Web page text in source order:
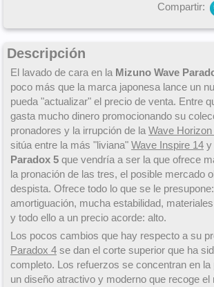
Compartir:
Descripción
El lavado de cara en la Mizuno Wave
poco más que la marca japonesa lance un
pueda "actualizar" el precio de venta. Entre
gasta mucho dinero promocionando su
pronadores y la irrupción de la Wave Horizon
sitúa entre la más "liviana" Wave Inspire 14 y
Paradox 5 que vendría a ser la que ofrece
la pronación de las tres, el posible mercado
despista. Ofrece todo lo que se le
amortiguación, mucha estabilidad,
y todo ello a un precio acorde: alto.
Los pocos cambios que hay respecto a su
Paradox 4 se dan el corte superior que ha
completo. Los refuerzos se concentran en la
un diseño atractivo y moderno que recoge el